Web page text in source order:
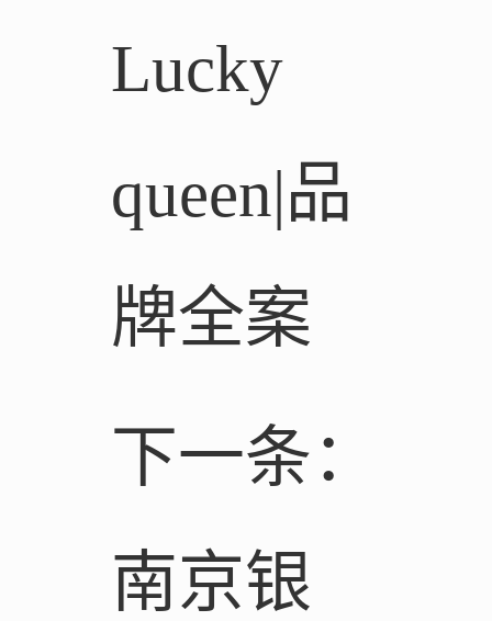
Lucky
queen|品
牌全案
下一条：
南京银